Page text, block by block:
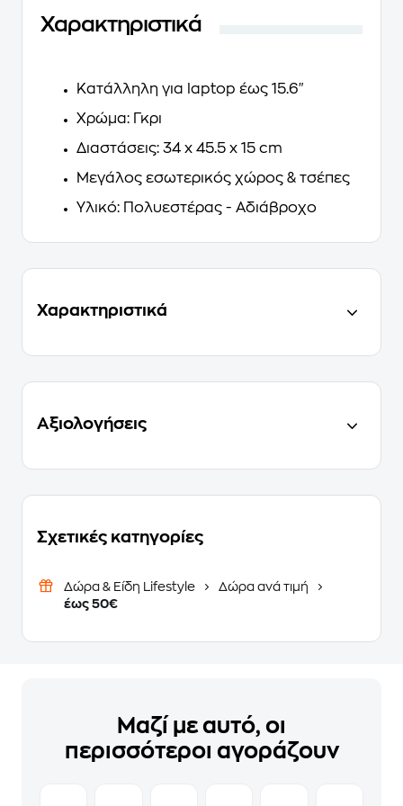
Χαρακτηριστικά
Κατάλληλη για laptop έως 15.6"
Χρώμα: Γκρι
Διαστάσεις: 34 x 45.5 x 15 cm
Μεγάλος εσωτερικός χώρος & τσέπες
Υλικό: Πολυεστέρας - Αδιάβροχο
Χαρακτηριστικά
Αξιολογήσεις
Σχετικές κατηγορίες
Δώρα & Είδη Lifestyle
Δώρα ανά τιμή
έως 50€
Μαζί με αυτό, οι
περισσότεροι αγοράζουν